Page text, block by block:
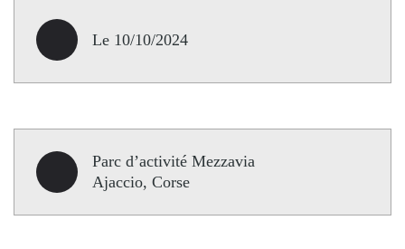
Le 10/10/2024
Parc d’activité Mezzavia
Ajaccio, Corse